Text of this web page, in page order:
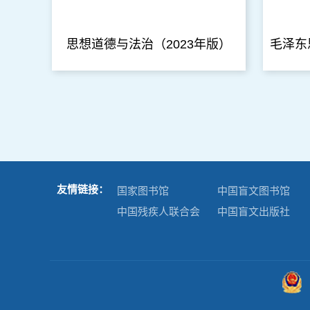
思想道德与法治（2023年版）
友情链接： 国家图书馆
中国盲文图书馆
中国残疾人联合会
中国盲文出版社